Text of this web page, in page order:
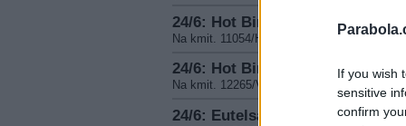
If you wish
sensitive
confirm
24/6: Hot Bird (13E): MITV
Na kmit. 11054/H (SR 27500, FEC 5/6) se
24/6: Hot Bird (13E): Ecuavisa
Na kmit. 12265/V se na PIDech 510/520
24/6: Eutelsat W6 (21,5E): PITV